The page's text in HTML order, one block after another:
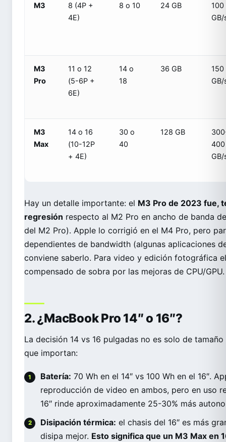
M3
8 (4P +
4E)
8 o 10 24 GB
100
GB/
M3
Pro
11 o 12
(5-6P +
6E)
14 o
18
36 GB
150
GB/
M3
Max
14 o 16
(10-12P
+ 4E)
30 o
40
128 GB
400
GB/
Hay un detalle importante: el M3 Pro de 2023 fue,
regresión respecto al M2 Pro en ancho de banda
del M2 Pro). Apple lo corrigió en el M4 Pro, pero
dependientes de bandwidth (algunas aplicaciones
conviene saberlo. Para video y edición fotográfica
compensado de sobra por las mejoras de CPU/GPU.
2. ¿MacBook Pro 14″ o 16″?
La decisión 14 vs 16 pulgadas no es solo de
que importan:
Batería: 70 Wh en el 14″ vs 100 Wh en el 16″.
reproducción de video en ambos, pero en uso
16″ rinde aproximadamente 25-30% más
Disipación térmica: el chasis del 16″ es más
disipa mejor. Esto significa que un M3 Max en